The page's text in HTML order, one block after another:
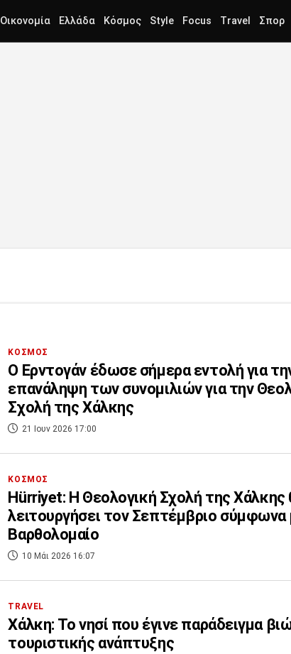
Οικονομία Ελλάδα Κόσμος Style Focus Travel Σπορ
ΚΟΣΜΟΣ
Ο Ερντογάν έδωσε σήμερα εντολή για
επανάληψη των συνομιλιών για την
Σχολή της Χάλκης
21 Ιουν 2026 17:00
ΚΟΣΜΟΣ
Hürriyet: H Θεολογική Σχολή της Χάλκης
λειτουργήσει τον Σεπτέμβριο σύμφωνα
Βαρθολομαίο
10 Μάι 2026 16:07
TRAVEL
Χάλκη: Το νησί που έγινε παράδειγμα
τουριστικής ανάπτυξης